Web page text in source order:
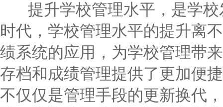
提升学校管理水平，是学校
时代，学校管理水平的提升离
绩系统的应用，为学校管理带
存档和成绩管理提供了更加便
不仅仅是管理手段的更新换代